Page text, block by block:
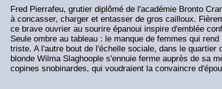
Fred Pierrafeu, grutier diplômé de l'académie Bronto
à concasser, charger et entasser de gros cailloux.
ce brave ouvrier au sourire épanoui inspire d'emblée
Seule ombre au tableau : le manque de femmes qui
triste. A l'autre bout de l'échelle sociale, dans le quartier
blonde Wilma Slaghoople s'ennuie ferme auprès de sa
copines snobinardes, qui voudraient la convaincre